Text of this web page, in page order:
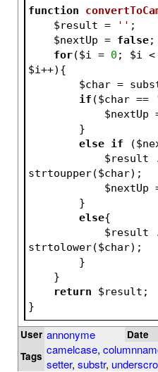
function
$result = '' ;
$nextUp = false;
for($i = 0 ; $i
$i++){
$char =
if ($char ==
$nextUp
        }
else if (
$result
strtoupper($char);
$nextUp
        }
else{
$result
strtolower($char);
        }
    }
return
$result ;
}
User annonyme Date
Tags camelcase,
setter, substr,